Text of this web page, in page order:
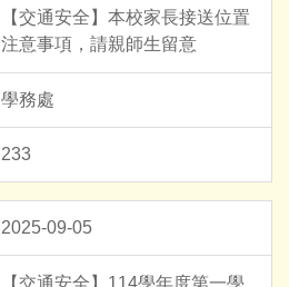
【交通安全】本校家長接送位置
注意事項，請親師生留意
學務處
233
2025-09-05